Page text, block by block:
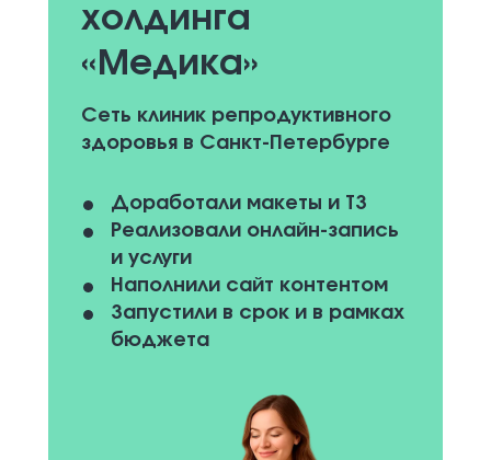
холдинга
«Медика»
Сеть клиник репродуктивного
здоровья в Санкт-Петербурге
Доработали макеты и ТЗ
Реализовали онлайн-запись
и услуги
Наполнили сайт контентом
Запустили в срок и в рамках
бюджета